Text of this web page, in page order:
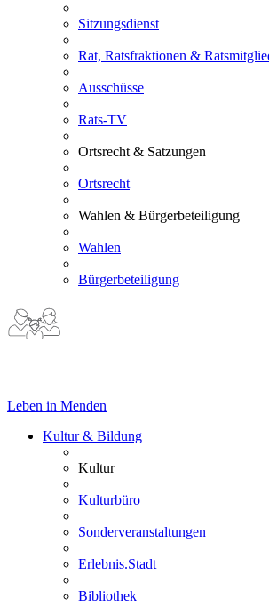
Sitzungsdienst
Rat, Ratsfraktionen &
Ausschüsse
Rats-TV
Ortsrecht & Satzungen
Ortsrecht
Wahlen & Bürgerbeteiligung
Wahlen
Bürgerbeteiligung
Leben in Menden
Kultur & Bildung
Kultur
Kulturbüro
Sonderveranstaltungen
Erlebnis.Stadt
Bibliothek